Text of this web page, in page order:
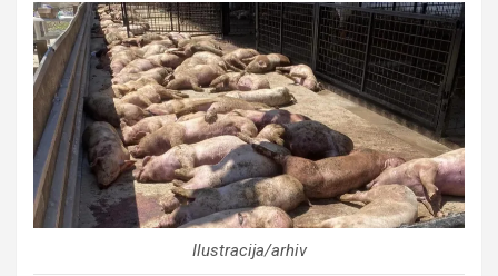
Ilustracija/arhiv